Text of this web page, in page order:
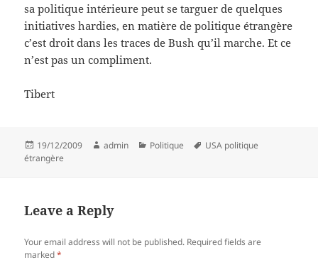
sa politique intérieure peut se targuer de quelques
initiatives hardies, en matière de politique étrangère
c’est droit dans les traces de Bush qu’il marche. Et ce
n’est pas un compliment.
Tibert
Posted
on
19/12/2009 Author
admin Categories
Politique Tags
USA politique
étrangère
Leave a Reply
Your email address will not be published. Required fields are
marked*